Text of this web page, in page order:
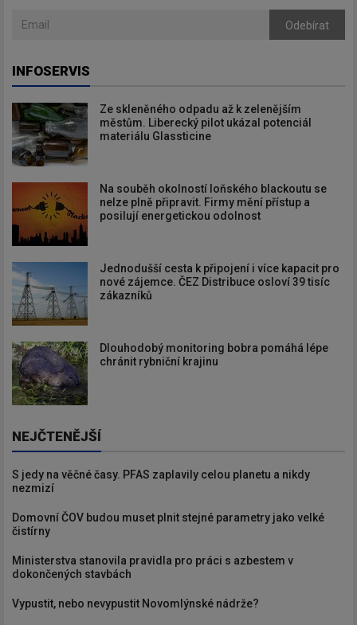
Odebírat
INFOSERVIS
Ze skleněného odpadu až k zelenějším
městům. Liberecký pilot ukázal potenciál
materiálu Glassticine
Na souběh okolností loňského blackoutu se
nelze plně připravit. Firmy mění přístup a
posilují energetickou odolnost
Jednodušší cesta k připojení i více kapacit pro
nové zájemce. ČEZ Distribuce osloví 39 tisíc
zákazníků
Dlouhodobý monitoring bobra pomáhá lépe
chránit rybniční krajinu
NEJČTENĚJŠÍ
S jedy na věčné časy. PFAS zaplavily celou planetu a nikdy
nezmizí
Domovní ČOV budou muset plnit stejné parametry jako velké
čistírny
Ministerstva stanovila pravidla pro práci s azbestem v
dokončených stavbách
Vypustit, nebo nevypustit Novomlýnské nádrže?